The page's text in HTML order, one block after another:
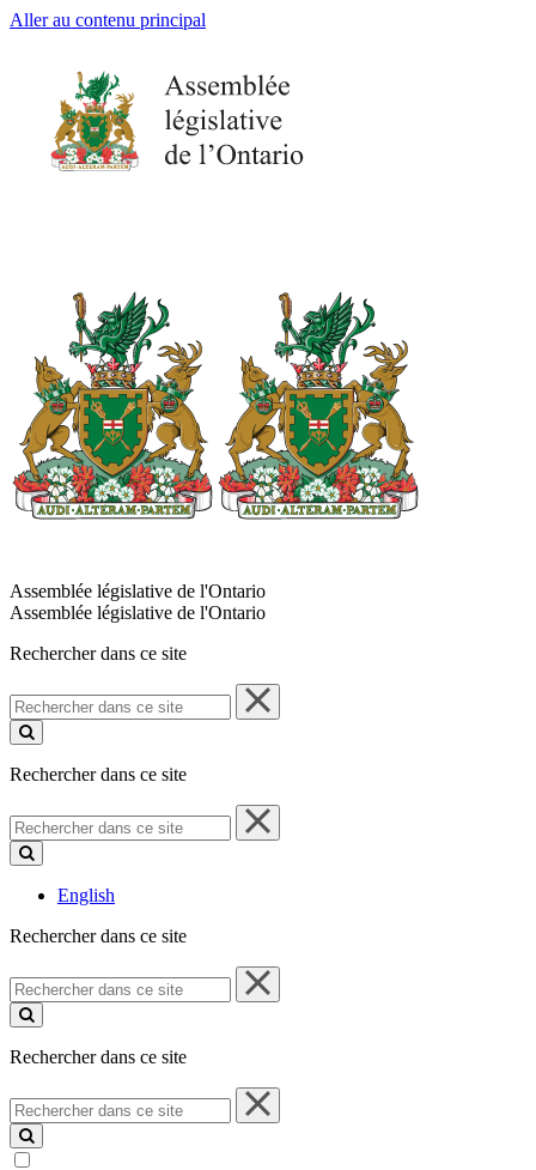
Aller au contenu principal
Assemblée législative de l'Ontario
Assemblée législative de l'Ontario
Rechercher dans ce site
Rechercher
dans
ce
Rechercher dans ce site
Rechercher
dans
ce
English
Rechercher dans ce site
Rechercher
dans
ce
Rechercher dans ce site
Rechercher
dans
ce
site